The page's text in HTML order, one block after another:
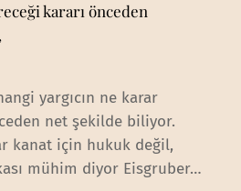
kararı önceden
yargıcın ne karar
net şekilde biliyor.
kanat için hukuk değil,
mühim diyor Eisgruber…